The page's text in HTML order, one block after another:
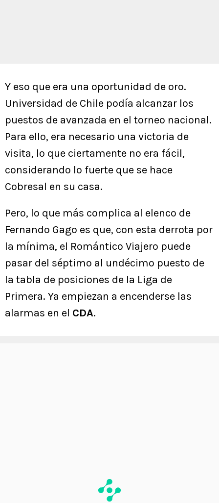
Y eso que era una oportunidad de oro.
Universidad de Chile podía alcanzar los
puestos de avanzada en el torneo nacional.
Para ello, era necesario una victoria de
visita, lo que ciertamente no era fácil,
considerando lo fuerte que se hace
Cobresal en su casa.
Pero, lo que más complica al elenco de
Fernando Gago es que, con esta derrota por
la mínima, el Romántico Viajero puede
pasar del séptimo al undécimo puesto de
la tabla de posiciones de la Liga de
Primera. Ya empiezan a encenderse las
alarmas en el CDA.